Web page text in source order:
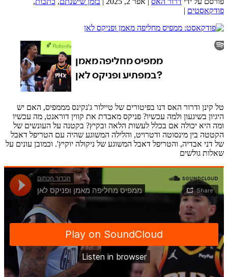
פודקאסטים |
טל קינן ודרור האס דנו בפיטורים של טיילור ג'נקינס מממפיס, האם יש
היגיון בשיגעון ולמה עכשיו? פניקס מאבדת את קווין דוראנט, מה עכשיו
ומה היא יכולה אם בכלל לעשות הלאה ובקיץ? בקטנה על העונשים של
הקטטה בין מינסוטה ודטרויט, והלילה המשוגע שהיה עם הטריפל דאבל
של דני אבדיה, והטריפל דאבל המשוגע של ניקולה יוקיץ'. וכמובן עונים על
שאלות גולשים